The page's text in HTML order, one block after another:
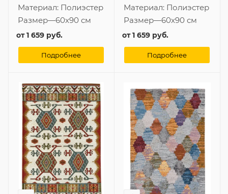
Материал: Полиэстер
Размер—60x90 см
от1 659 руб.
Подробнее
Материал: Полиэстер
Размер—60x90 см
от1 659 руб.
Подробнее